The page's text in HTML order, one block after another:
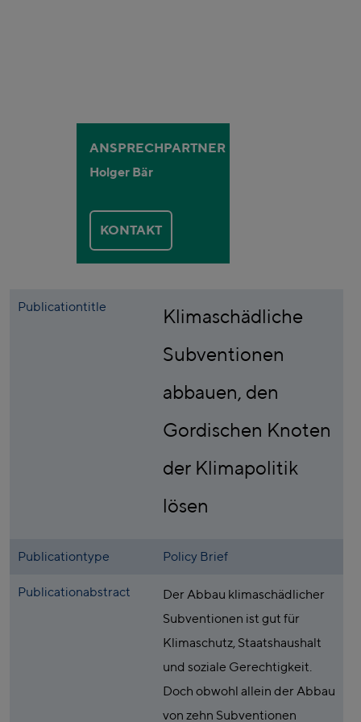
ANSPRECHPARTNER
Holger Bär
KONTAKT
Publicationtitle
Klimaschädliche
Subventionen
abbauen, den
Gordischen Knoten
der Klimapolitik
lösen
Publicationtype Policy Brief
Publicationabstract
Der Abbau klimaschädlicher
Subventionen ist gut für
Klimaschutz, Staatshaushalt
und soziale Gerechtigkeit.
Doch obwohl allein der Abbau
von zehn Subventionen